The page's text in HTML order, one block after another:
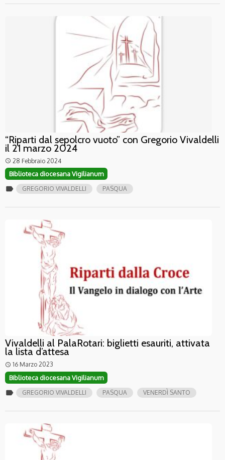
“Riparti dal sepolcro vuoto” con Gregorio Vivaldelli
il 21 marzo 2024
access_time 28 Febbraio 2024
Biblioteca diocesana Vigilianum
label GREGORIO VIVALDELLI PASQUA
Vivaldelli al PalaRotari: biglietti esauriti, attivata
la lista d’attesa
access_time 16 Marzo 2023
Biblioteca diocesana Vigilianum
label GREGORIO VIVALDELLI PASQUA VENERDÌ SANTO